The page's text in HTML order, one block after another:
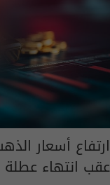
ارتفاع أسعار
عقب انتهاء عطلة